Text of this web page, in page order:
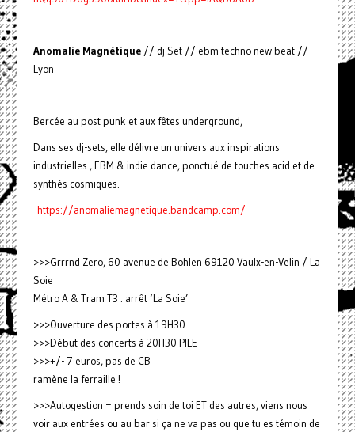
Anomalie Magnétique// dj Set // ebm techno new beat //
Lyon
Bercée au post punk et aux fêtes underground,
Dans ses dj-sets, elle délivre un univers aux inspirations
industrielles , EBM & indie dance, ponctué de touches acid et de
synthés cosmiques.
https://anomaliemagnetique.bandcamp.com/
>>>Grrrnd Zero, 60 avenue de Bohlen 69120 Vaulx-en-Velin / La
Soie
Métro A & Tram T3 : arrêt ‘La Soie’
>>>Ouverture des portes à 19H30
>>>Début des concerts à 20H30 PILE
>>>+/- 7 euros, pas de CB
ramène la ferraille !
>>>Autogestion = prends soin de toi ET des autres, viens nous
voir aux entrées ou au bar si ça ne va pas ou que tu es témoin de